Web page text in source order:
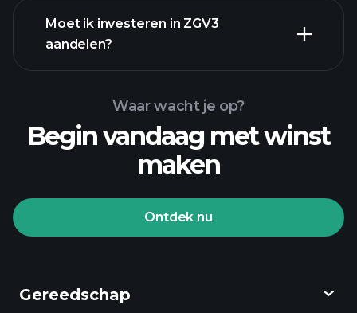
financiële rapporten
Moet ik investeren in ZGV3
aandelen?
Playtrade Toernooien
Waar wacht je op?
Begin vandaag met winst
maken
Ontdek nu
Gereedschap